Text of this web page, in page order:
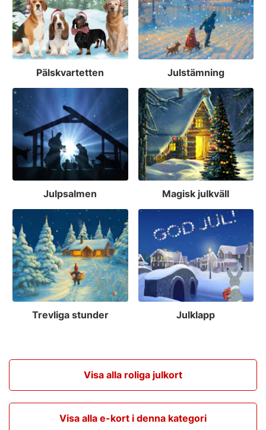
Pälskvartetten Julstämning
Julpsalmen Magisk julkväll
Trevliga stunder Julklapp
Visa alla roliga julkort
Visa alla e-kort i denna kategori